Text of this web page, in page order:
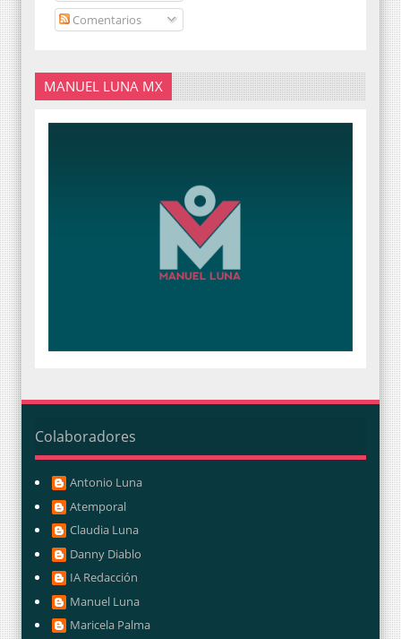
Comentarios
MANUEL LUNA MX
Colaboradores
Antonio Luna
Atemporal
Claudia Luna
Danny Diablo
IA Redacción
Manuel Luna
Maricela Palma